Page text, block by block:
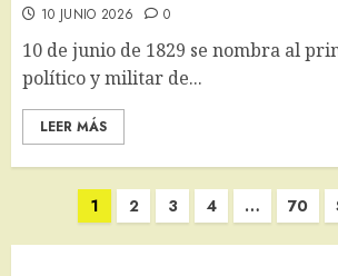
10 JUNIO 2026 0
10 de junio de 1829 se nombra al
político y militar de...
LEER MÁS
Paginación
de
1 2 3 4 … 70